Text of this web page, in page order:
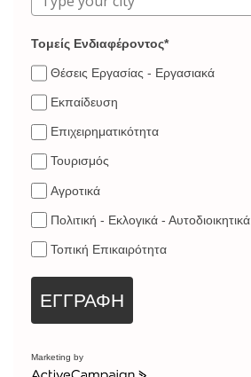
Τομείς Ενδιαφέροντος*
Θέσεις Εργασίας - Εργασιακά
Εκπαίδευση
Επιχειρηματικότητα
Τουρισμός
Αγροτικά
Πολιτική - Εκλογικά - Αυτοδιοικητικά
Τοπική Επικαιρότητα
ΕΓΓΡΑΦΗ
Marketing by